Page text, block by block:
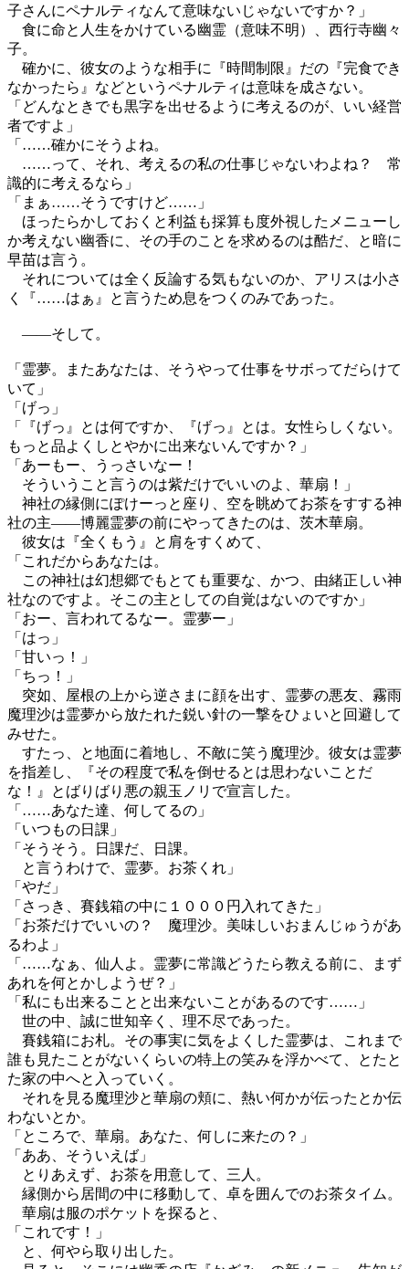
子さんにペナルティなんて意味ないじゃないですか？」
食に命と人生をかけている幽霊（意味不明）、西行寺幽々
子。
確かに、彼女のような相手に『時間制限』だの『完食でき
なかったら』などというペナルティは意味を成さない。
「どんなときでも黒字を出せるように考えるのが、いい経営
者ですよ」
「……確かにそうよね。
……って、それ、考えるの私の仕事じゃないわよね？ 常
識的に考えるなら」
「まぁ……そうですけど……」
ほったらかしておくと利益も採算も度外視したメニューし
か考えない幽香に、その手のことを求めるのは酷だ、と暗に
早苗は言う。
それについては全く反論する気もないのか、アリスは小さ
く『……はぁ』と言うため息をつくのみであった。
――そして。
「霊夢。またあなたは、そうやって仕事をサボってだらけて
いて」
「げっ」
「『げっ』とは何ですか、『げっ』とは。女性らしくない。
もっと品よくしとやかに出来ないんですか？」
「あーもー、うっさいなー！
そういうこと言うのは紫だけでいいのよ、華扇！」
神社の縁側にぽけーっと座り、空を眺めてお茶をすする神
社の主――博麗霊夢の前にやってきたのは、茨木華扇。
彼女は『全くもう』と肩をすくめて、
「これだからあなたは。
この神社は幻想郷でもとても重要な、かつ、由緒正しい神
社なのですよ。そこの主としての自覚はないのですか」
「おー、言われてるなー。霊夢ー」
「はっ」
「甘いっ！」
「ちっ！」
突如、屋根の上から逆さまに顔を出す、霊夢の悪友、霧雨
魔理沙は霊夢から放たれた鋭い針の一撃をひょいと回避して
みせた。
すたっ、と地面に着地し、不敵に笑う魔理沙。彼女は霊夢
を指差し、『その程度で私を倒せるとは思わないことだ
な！』とばりばり悪の親玉ノリで宣言した。
「……あなた達、何してるの」
「いつもの日課」
「そうそう。日課だ、日課。
と言うわけで、霊夢。お茶くれ」
「やだ」
「さっき、賽銭箱の中に１０００円入れてきた」
「お茶だけでいいの？ 魔理沙。美味しいおまんじゅうがあ
るわよ」
「……なぁ、仙人よ。霊夢に常識どうたら教える前に、まず
あれを何とかしようぜ？」
「私にも出来ることと出来ないことがあるのです……」
世の中、誠に世知辛く、理不尽であった。
賽銭箱にお札。その事実に気をよくした霊夢は、これまで
誰も見たことがないくらいの特上の笑みを浮かべて、とたと
た家の中へと入っていく。
それを見る魔理沙と華扇の頬に、熱い何かが伝ったとか伝
わないとか。
「ところで、華扇。あなた、何しに来たの？」
「ああ、そういえば」
とりあえず、お茶を用意して、三人。
縁側から居間の中に移動して、卓を囲んでのお茶タイム。
華扇は服のポケットを探ると、
「これです！」
と、何やら取り出した。